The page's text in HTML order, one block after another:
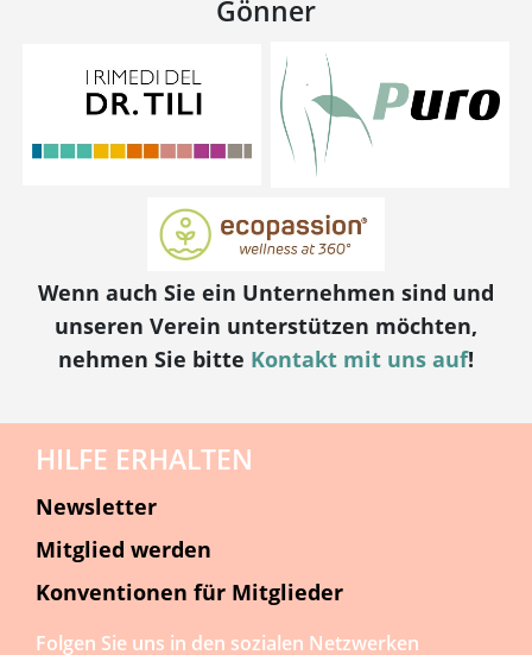
Gönner
Wenn auch Sie ein Unternehmen sind und
unseren Verein unterstützen möchten,
nehmen Sie bitte Kontakt mit uns auf!
HILFE ERHALTEN
Newsletter
Mitglied werden
Konventionen für Mitglieder
Folgen Sie uns in den sozialen Netzwerken